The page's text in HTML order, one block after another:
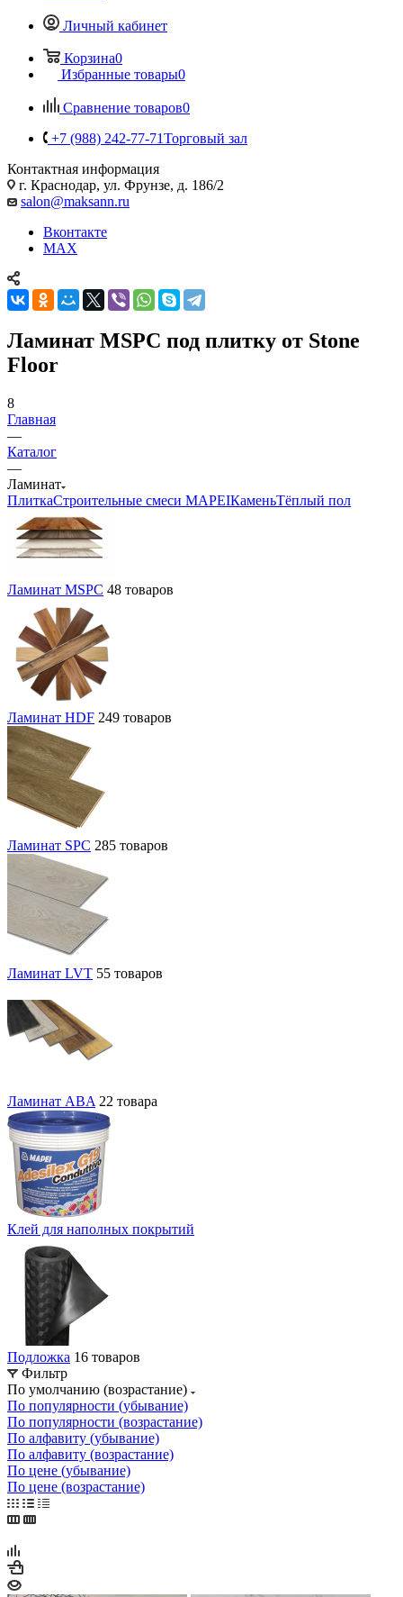
Личный кабинет
Корзина0
Избранные товары0
Сравнение товаров0
+7 (988) 242-77-71Торговый зал
Контактная информация
г. Краснодар, ул. Фрунзе, д. 186/2
salon@maksann.ru
Вконтакте
MAX
Ламинат MSPC под плитку от Stone
Floor
8
Главная
—
Каталог
—
Ламинат
ПлиткаСтроительные смеси MAPEIКаменьТёплый пол
Ламинат MSPC 48 товаров
Ламинат HDF 249 товаров
Ламинат SPC 285 товаров
Ламинат LVT 55 товаров
Ламинат ABA 22 товара
Клей для наполных покрытий
Подложка 16 товаров
Фильтр
По умолчанию (возрастание)
По популярности (убывание)
По популярности (возрастание)
По алфавиту (убывание)
По алфавиту (возрастание)
По цене (убывание)
По цене (возрастание)